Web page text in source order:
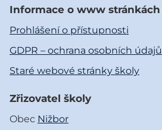
Informace o www stránkách
Prohlášení o přístupnosti
GDPR – ochrana osobních údajů
Staré webové stránky školy
Zřizovatel školy
Obec Nižbor